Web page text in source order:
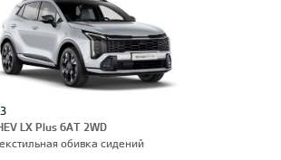
LX Plus 6AT 2WD
обивка сидений